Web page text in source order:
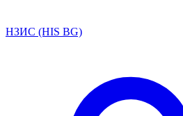
НЗИС (HIS BG)